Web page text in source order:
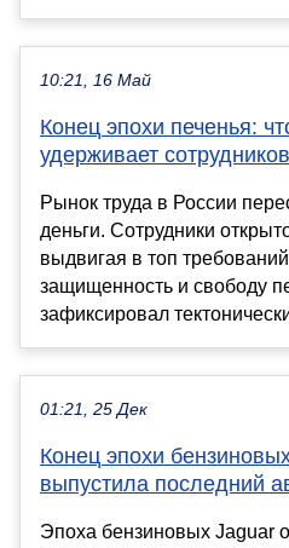
10:21, 16 Май
Конец эпохи печенья:
удерживает
Рынок труда в России
деньги. Сотрудники
выдвигая в топ
защищенность и свободу
зафиксировал
01:21, 25 Дек
Конец эпохи
выпустила последний
Эпоха бензиновых Jaguar